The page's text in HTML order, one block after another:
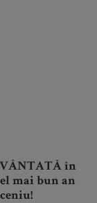
în
mai bun an